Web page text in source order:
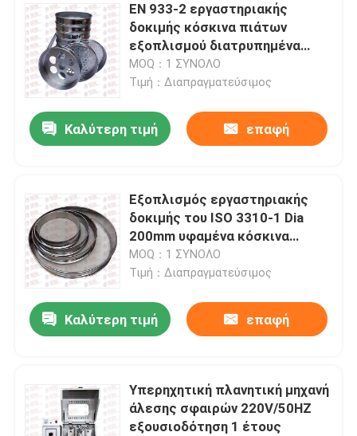
EN 933-2 εργαστηριακής
δοκιμής κόσκινα πιάτων
εξοπλισμού διατρυπημένα
γύρω από τις τετραγωνικές
τρύπες
MOQ：1 ΣΥΝΟΛΟ
Τιμή：Διαπραγματεύσιμος
Καλύτερη τιμή επαφή
Εξοπλισμός εργαστηριακής
δοκιμής του ISO 3310-1 Dia
200mm υφαμένα κόσκινα
πλέγματος καλωδίων
MOQ：1 ΣΥΝΟΛΟ
Τιμή：Διαπραγματεύσιμος
Καλύτερη τιμή επαφή
Υπερηχητική πλανητική μηχανή
άλεσης σφαιρών 220V/50HZ
εξουσιοδότηση 1 έτους